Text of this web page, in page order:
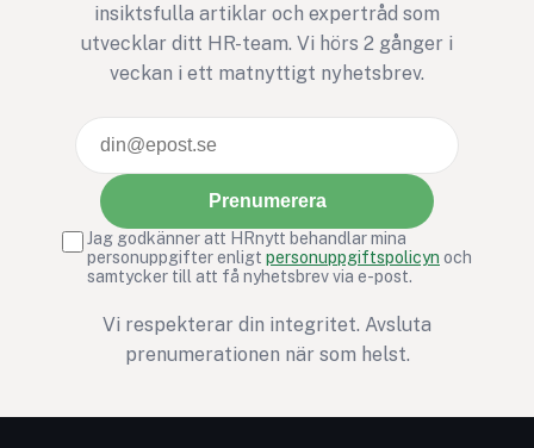
insiktsfulla artiklar och expertråd som
utvecklar ditt HR-team. Vi hörs 2 gånger i
veckan i ett matnyttigt nyhetsbrev.
Prenumerera
Jag godkänner att HRnytt behandlar mina
personuppgifter enligt personuppgiftspolicyn och
samtycker till att få nyhetsbrev via e-post.
Vi respekterar din integritet. Avsluta
prenumerationen när som helst.